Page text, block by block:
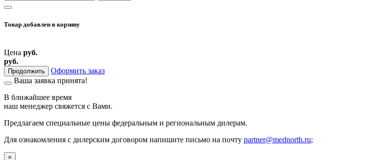
Товар добавлен в корзину
Цена руб.
руб.
Продолжить
Оформить заказ
Ваша заявка принята!
В ближайшее время
наш менеджер свяжется с Вами.
Предлагаем специальные цены федеральным и региональным дилерам.
Для ознакомления с дилерским договором напишите письмо на почту partner@mednorth.ru;
×